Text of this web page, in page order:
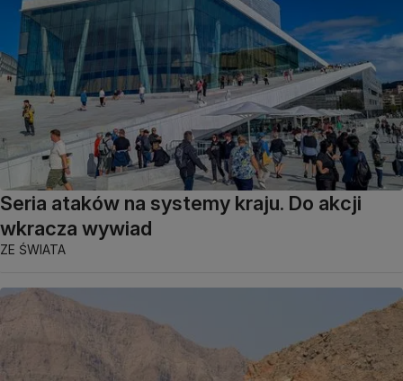
Seria ataków na systemy kraju. Do akcji
wkracza wywiad
ZE ŚWIATA